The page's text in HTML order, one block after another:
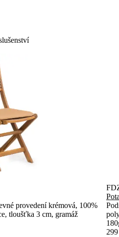
provedení krémová, 100%
tloušťka 3 cm, gramáž